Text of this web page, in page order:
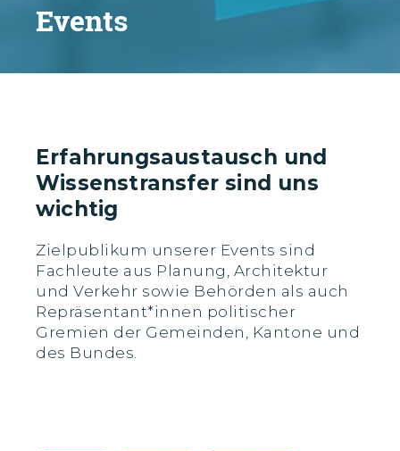
Events
Erfahrungsaustausch und
Wissenstransfer sind uns
wichtig
Zielpublikum unserer Events sind
Fachleute aus Planung, Architektur
und Verkehr sowie Behörden als auch
Repräsentant*innen politischer
Gremien der Gemeinden, Kantone und
des Bundes.